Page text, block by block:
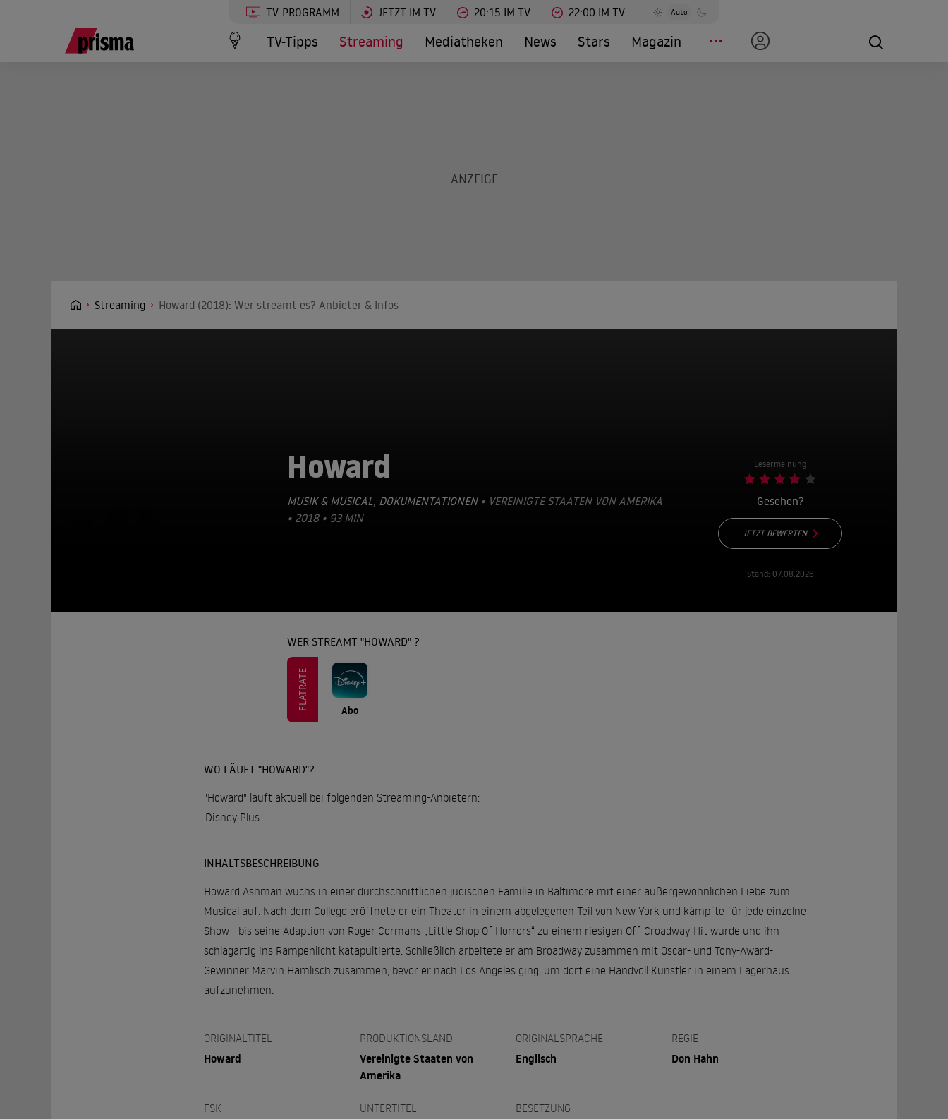
TV-PROGRAMM JETZT IM TV 20:15 IM TV 22:00 IM TV Auto
TV-Tipps Streaming Mediatheken News Stars Magazin
Streaming Howard (2018): Wer streamt es? Anbieter & Infos
Howard
MUSIK & MUSICAL, DOKUMENTATIONEN• VEREINIGTE STAATEN VON AMERIKA
• 2018 • 93 MIN
Lesermeinung
Gesehen?
JETZT BEWERTEN
Stand: 07.08.2026
WER STREAMT "HOWARD" ?
FLATRATE Abo
WO LÄUFT "HOWARD"?
"Howard" läuft aktuell bei folgenden Streaming-Anbietern:
Disney Plus
INHALTSBESCHREIBUNG
Howard Ashman wuchs in einer durchschnittlichen jüdischen Familie in Baltimore mit einer außergewöhnlichen Liebe zum
Musical auf. Nach dem College eröffnete er ein Theater in einem abgelegenen Teil von New York und kämpfte für jede einzelne
Show - bis seine Adaption von Roger Cormans „Little Shop Of Horrors“ zu einem riesigen Off-Croadway-Hit wurde und ihn
schlagartig ins Rampenlicht katapultierte. Schließlich arbeitete er am Broadway zusammen mit Oscar- und Tony-Award-
Gewinner Marvin Hamlisch zusammen, bevor er nach Los Angeles ging, um dort eine Handvoll Künstler in einem Lagerhaus
aufzunehmen.
ORIGINALTITEL
Howard
PRODUKTIONSLAND
Vereinigte Staaten von
Amerika
ORIGINALSPRACHE
Englisch
REGIE
Don Hahn
FSK UNTERTITEL BESETZUNG